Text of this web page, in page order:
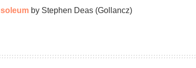
by Stephen Deas (Gollancz)